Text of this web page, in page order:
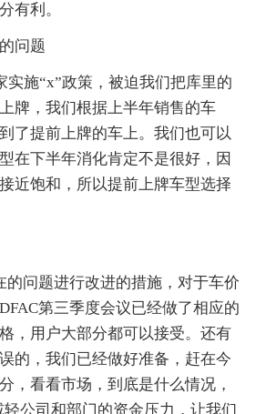
有利。
问题
实施“x”政策，被迫我们把库里的
牌，我们根据上半年销售的车
了提前上牌的车上。我们也可以
在下半年消化肯定不是很好，因
近饱和，所以提前上牌车型选择
的问题进行改进的措施，对于车价
第三季度会议已经做了相应的
，用户大部分都可以接受。还有
的，我们已经做好准备，赶在今
，看看市场，到底是什么情况，
公司和部门的资金压力，让我们